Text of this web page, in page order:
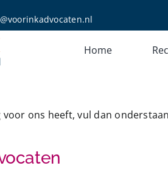
Home
voor ons heeft, vul dan